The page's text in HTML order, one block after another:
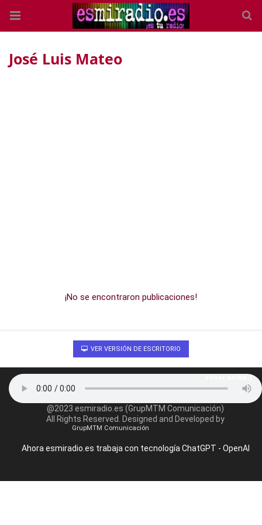
José Luis Mateo
¡No se encontraron publicaciones!
VER VERSIÓN DE ESCRITORIO
@2023 esmiradio.es (GrupMTM Comunicación)
All Rights Reserved. Designed and Developed by
GrupMTM Comunicación
Ahora esmiradio.es trabaja con tecnología ChatGPT - OpenAI